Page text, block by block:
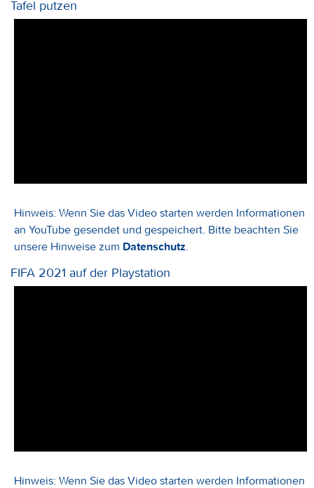
Tafel putzen
Hinweis: Wenn Sie das Video starten werden Informationen
an YouTube gesendet und gespeichert. Bitte beachten Sie
unsere Hinweise zum Datenschutz.
FIFA 2021 auf der Playstation
Hinweis: Wenn Sie das Video starten werden Informationen